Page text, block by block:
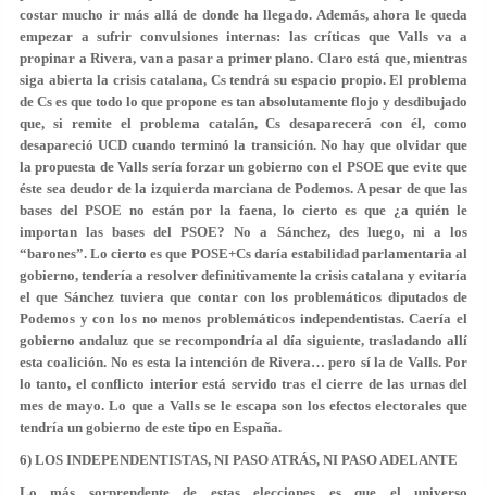
costar mucho ir más allá de donde ha llegado. Además, ahora le queda
empezar a sufrir convulsiones internas: las críticas que Valls va a
propinar a Rivera, van a pasar a primer plano. Claro está que, mientras
siga abierta la crisis catalana, Cs tendrá su espacio propio. El problema
de Cs es que todo lo que propone es tan absolutamente flojo y desdibujado
que, si remite el problema catalán, Cs desaparecerá con él, como
desapareció UCD cuando terminó la transición. No hay que olvidar que
la propuesta de Valls sería forzar un gobierno con el PSOE que evite que
éste sea deudor de la izquierda marciana de Podemos. A pesar de que las
bases del PSOE no están por la faena, lo cierto es que ¿a quién le
importan las bases del PSOE? No a Sánchez, des luego, ni a los
“barones”. Lo cierto es que POSE+Cs daría estabilidad parlamentaria al
gobierno, tendería a resolver definitivamente la crisis catalana y evitaría
el que Sánchez tuviera que contar con los problemáticos diputados de
Podemos y con los no menos problemáticos independentistas. Caería el
gobierno andaluz que se recompondría al día siguiente, trasladando allí
esta coalición. No es esta la intención de Rivera… pero sí la de Valls. Por
lo tanto, el conflicto interior está servido tras el cierre de las urnas del
mes de mayo. Lo que a Valls se le escapa son los efectos electorales que
tendría un gobierno de este tipo en España.
6) LOS INDEPENDENTISTAS, NI PASO ATRÁS, NI PASO ADELANTE